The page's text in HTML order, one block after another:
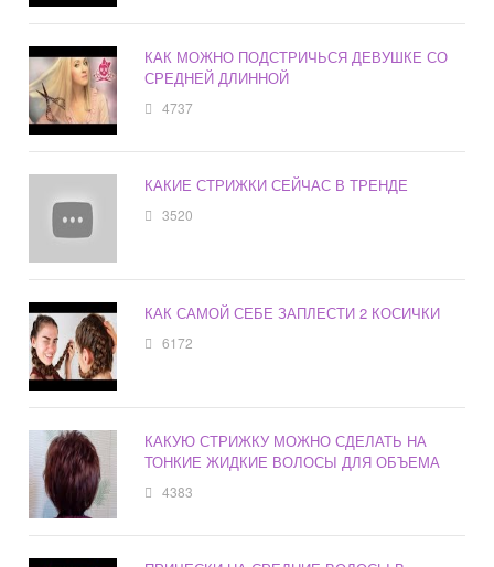
КАК МОЖНО ПОДСТРИЧЬСЯ ДЕВУШКЕ СО
СРЕДНЕЙ ДЛИННОЙ
4737
КАКИЕ СТРИЖКИ СЕЙЧАС В ТРЕНДЕ
3520
КАК САМОЙ СЕБЕ ЗАПЛЕСТИ 2 КОСИЧКИ
6172
КАКУЮ СТРИЖКУ МОЖНО СДЕЛАТЬ НА
ТОНКИЕ ЖИДКИЕ ВОЛОСЫ ДЛЯ ОБЪЕМА
4383